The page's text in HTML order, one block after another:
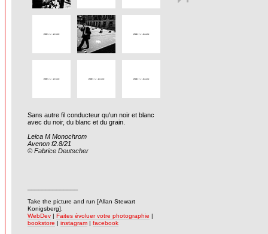
Sans autre fil conducteur qu'un noir et blanc
avec du noir, du blanc et du grain.
Leica M Monochrom
Avenon f2.8/21
© Fabrice Deutscher
Take the picture and run [Allan Stewart
Konigsberg].
WebDev | Faites évoluer votre photographie |
bookstore | instagram | facebook